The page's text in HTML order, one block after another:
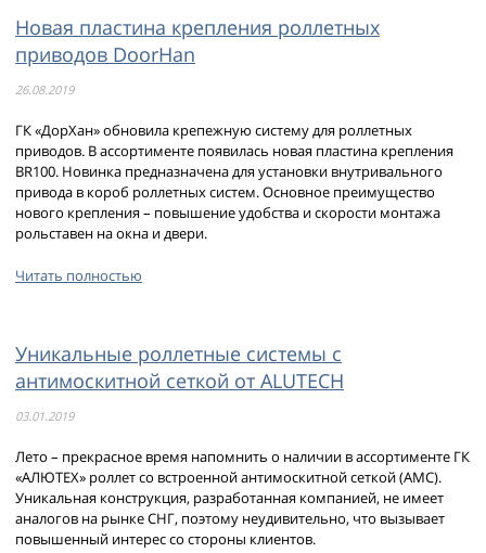
Новая пластина крепления роллетных
приводов DoorHan
26.08.2019
ГК «ДорХан» обновила крепежную систему для роллетных
приводов. В ассортименте появилась новая пластина крепления
BR100. Новинка предназначена для установки внутривального
привода в короб роллетных систем. Основное преимущество
нового крепления – повышение удобства и скорости монтажа
рольставен на окна и двери.
Читать полностью
Уникальные роллетные системы с
антимоскитной сеткой от ALUTECH
03.01.2019
Лето – прекрасное время напомнить о наличии в ассортименте ГК
«АЛЮТЕХ» роллет со встроенной антимоскитной сеткой (АМС).
Уникальная конструкция, разработанная компанией, не имеет
аналогов на рынке СНГ, поэтому неудивительно, что вызывает
повышенный интерес со стороны клиентов.